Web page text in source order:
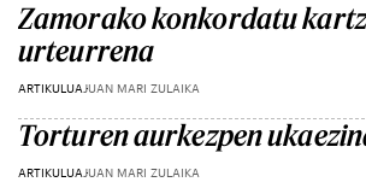
Zamorako konkordatu
urteurrena
ARTIKULUA JUAN MARI ZULAIKA
Torturen aurkezpen
ARTIKULUA JUAN MARI ZULAIKA